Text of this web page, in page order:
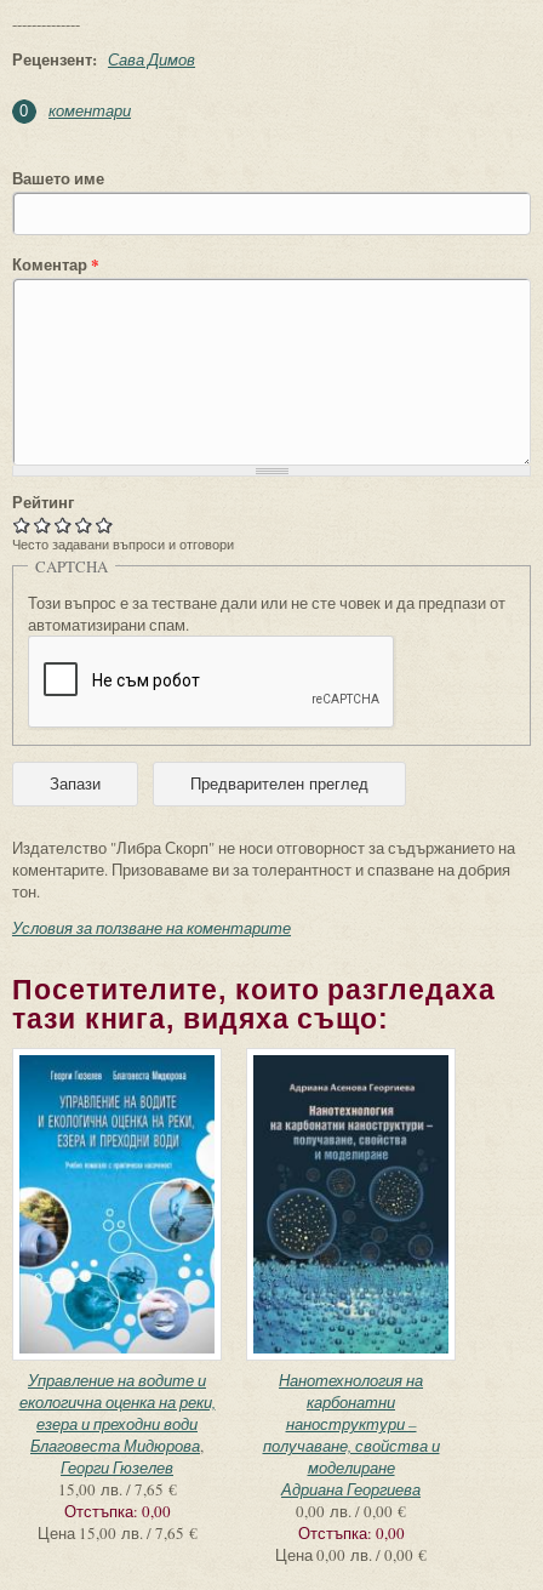
--------------
Рецензент: Сава Димов
0 коментари
Вашето име
Коментар*
Рейтинг
Често задавани въпроси и отговори
CAPTCHA
Този въпрос е за тестване дали или не сте човек и да предпази от
автоматизирани спам.
Издателство "Либра Скорп" не носи отговорност за съдържанието на
коментарите. Призоваваме ви за толерантност и спазване на добрия
тон.
Условия за ползване на коментарите
Посетителите, които разгледаха
тази книга, видяха също:
Управление на водите и
екологична оценка на реки,
езера и преходни води
Благовеста Мидюрова,
Георги Гюзелев
15,00 лв. / 7,65 €
Отстъпка: 0,00
Цена 15,00 лв. / 7,65 €
Нанотехнология на
карбонатни
наноструктури –
получаване, свойства и
моделиране
Адриана Георгиева
0,00 лв. / 0,00 €
Отстъпка: 0,00
Цена0,00 лв. / 0,00 €